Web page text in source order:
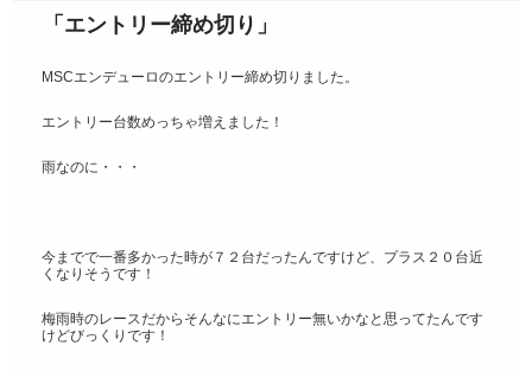
「エントリー締め切り」
MSCエンデューロのエントリー締め切りました。
エントリー台数めっちゃ増えました！
雨なのに・・・
今までで一番多かった時が７２台だったんですけど、プラス２０台近
くなりそうです！
梅雨時のレースだからそんなにエントリー無いかなと思ってたんです
けどびっくりです！